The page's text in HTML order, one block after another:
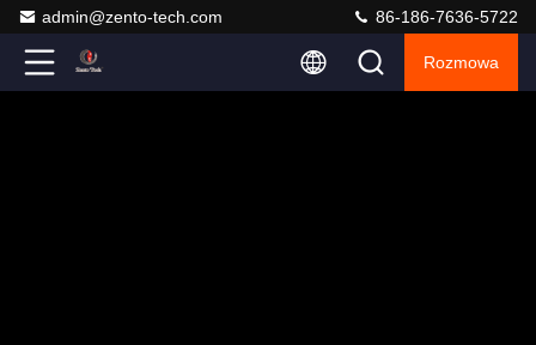
admin@zento-tech.com 86-186-7636-5722
Rozmowa